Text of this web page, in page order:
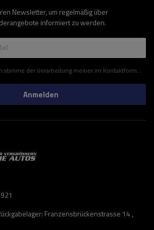
Newsletter, um regelmäßig über
informiert zu werden.
Kontaktformular enthaltenen personenbezogenen Daten gemäß der Verordnung (EU) des Europäischen Parlaments und des Rates zu.
Anmelden
Franzensbrückenstrasse 14 ,